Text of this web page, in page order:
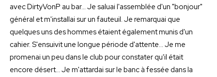
avec DirtyVonP au bar… Je saluai l'assemblée d'un "bonjour"
général et m'installai sur un fauteuil. Je remarquai que
quelques uns des hommes étaient également munis d'un
cahier. S'ensuivit une longue période d'attente… Je me
promenai un peu dans le club pour constater qu'il était
encore désert… Je m'attardai sur le banc à fessée dans la